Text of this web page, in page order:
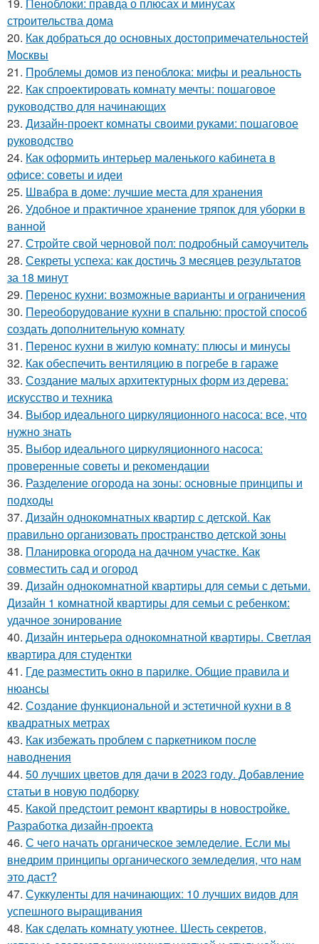
строительства дома
20. Как добраться до основных достопримечательностей
Москвы
21. Проблемы домов из пеноблока: мифы и реальность
22. Как спроектировать комнату мечты: пошаговое
руководство для начинающих
23. Дизайн-проект комнаты своими руками: пошаговое
руководство
24. Как оформить интерьер маленького кабинета в
офисе: советы и идеи
25. Швабра в доме: лучшие места для хранения
26. Удобное и практичное хранение тряпок для уборки в
ванной
27. Стройте свой черновой пол: подробный самоучитель
28. Секреты успеха: как достичь 3 месяцев результатов
за 18 минут
29. Перенос кухни: возможные варианты и ограничения
30. Переоборудование кухни в спальню: простой способ
создать дополнительную комнату
31. Перенос кухни в жилую комнату: плюсы и минусы
32. Как обеспечить вентиляцию в погребе в гараже
33. Создание малых архитектурных форм из дерева:
искусство и техника
34. Выбор идеального циркуляционного насоса: все, что
нужно знать
35. Выбор идеального циркуляционного насоса:
проверенные советы и рекомендации
36. Разделение огорода на зоны: основные принципы и
подходы
37. Дизайн однокомнатных квартир с детской. Как
правильно организовать пространство детской зоны
38. Планировка огорода на дачном участке. Как
совместить сад и огород
39. Дизайн однокомнатной квартиры для семьи с детьми.
Дизайн 1 комнатной квартиры для семьи с ребенком:
удачное зонирование
40. Дизайн интерьера однокомнатной квартиры. Светлая
квартира для студентки
41. Где разместить окно в парилке. Общие правила и
нюансы
42. Создание функциональной и эстетичной кухни в 8
квадратных метрах
43. Как избежать проблем с паркетником после
наводнения
44. 50 лучших цветов для дачи в 2023 году. Добавление
статьи в новую подборку
45. Какой предстоит ремонт квартиры в новостройке.
Разработка дизайн-проекта
46. С чего начать органическое земледелие. Если мы
внедрим принципы органического земледелия, что нам
это даст?
47. Суккуленты для начинающих: 10 лучших видов для
успешного выращивания
48. Как сделать комнату уютнее. Шесть секретов,